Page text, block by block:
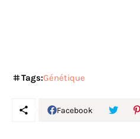
Tags:Génétique
Facebook